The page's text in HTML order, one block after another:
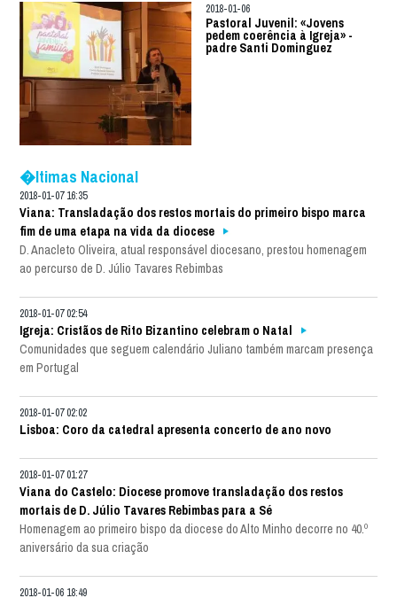
2018-01-06
Pastoral Juvenil: «Jovens
pedem coerência à Igreja» -
padre Santi Dominguez
�ltimas Nacional
2018-01-07 16:35
Viana: Transladação dos restos mortais do primeiro bispo marca
fim de uma etapa na vida da diocese
D. Anacleto Oliveira, atual responsável diocesano, prestou homenagem
ao percurso de D. Júlio Tavares Rebimbas
2018-01-07 02:54
Igreja: Cristãos de Rito Bizantino celebram o Natal
Comunidades que seguem calendário Juliano também marcam presença
em Portugal
2018-01-07 02:02
Lisboa: Coro da catedral apresenta concerto de ano novo
2018-01-07 01:27
Viana do Castelo: Diocese promove transladação dos restos
mortais de D. Júlio Tavares Rebimbas para a Sé
Homenagem ao primeiro bispo da diocese do Alto Minho decorre no 40.º
aniversário da sua criação
2018-01-06 18:49